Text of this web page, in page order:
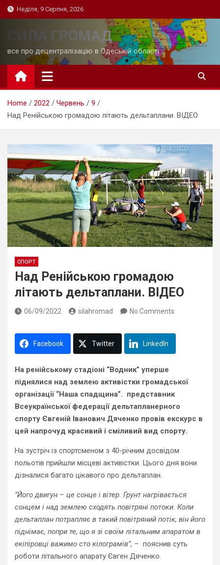
Skip
to
Неділя, 9 Серпня, 2026
СИЛА ГРОМАД
все про децентралізацію в Одеській області
Home 2022 Червень
9
Над Ренійською громадою літають дельтаплани. ВІДЕО
СПОРТ
Над Ренійською громадою
літають дельтаплани. ВІДЕО
06/09/2022 silahromad No Comments
Facebook Twitter LinkedIn
На ренійському стадіоні “Водник” уперше
піднялися над землею активістки громадської
організації “Наша спадщина”. представник
Всеукраїнської федерації дельтапланерного
спорту Євгеній Іванович Дяченко провів екскурс в
цей напрочуд красивий і сміливий вид спорту.
На зустріч із спортсменом з 40-річним досвідом
польотів прийшли місцеві активістки. Цього дня вони
дізналися багато цікавого про дельтаплан.
“Його двигун – це сонце і вітер. Грунт нагрівається
сонцем і над землею сходять повітряні потоки. Коли
дельтаплан потрапляє в такий повітряний потік, він його
піднімає, попри те, що я зі своїм літальним апаратом в
екіпіровці важимо сто кілограмів”, – пояснив суть
роботи літального апарату Євген Дяченко.